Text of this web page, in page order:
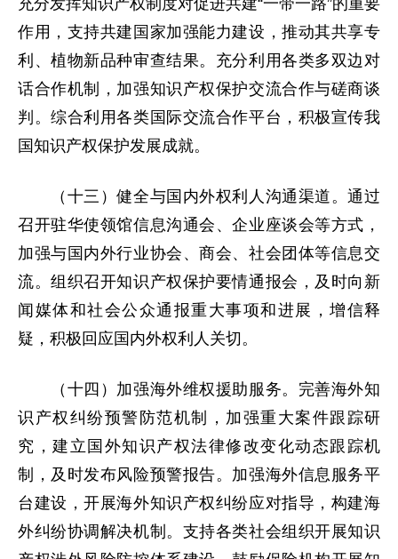
充分发挥知识产权制度对促进共建“一带一路”的重要
作用，支持共建国家加强能力建设，推动其共享专
利、植物新品种审查结果。充分利用各类多双边对
话合作机制，加强知识产权保护交流合作与磋商谈
判。综合利用各类国际交流合作平台，积极宣传我
国知识产权保护发展成就。
（十三）健全与国内外权利人沟通渠道。通过
召开驻华使领馆信息沟通会、企业座谈会等方式，
加强与国内外行业协会、商会、社会团体等信息交
流。组织召开知识产权保护要情通报会，及时向新
闻媒体和社会公众通报重大事项和进展，增信释
疑，积极回应国内外权利人关切。
（十四）加强海外维权援助服务。完善海外知
识产权纠纷预警防范机制，加强重大案件跟踪研
究，建立国外知识产权法律修改变化动态跟踪机
制，及时发布风险预警报告。加强海外信息服务平
台建设，开展海外知识产权纠纷应对指导，构建海
外纠纷协调解决机制。支持各类社会组织开展知识